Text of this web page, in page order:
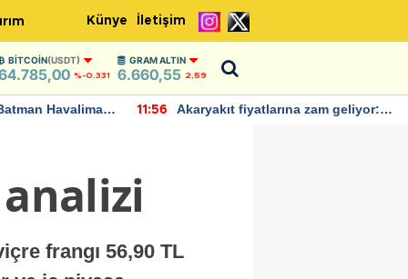
Künye İletişim
BITCOIN(USDT)
%-0.331
GRAM ALTIN
6.660,55 2,59
Havalimanı
11:56
Akaryakıt fiyatlarına zam geliyor:
frangı 56,90 TL